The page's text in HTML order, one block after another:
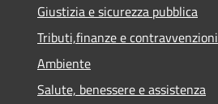
Giustizia e sicurezza pubblica
Tributi,finanze e contravvenzioni
Ambiente
Salute, benessere e assistenza